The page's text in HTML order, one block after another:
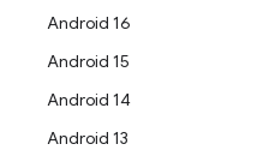
Android 16
Android 15
Android 14
Android 13